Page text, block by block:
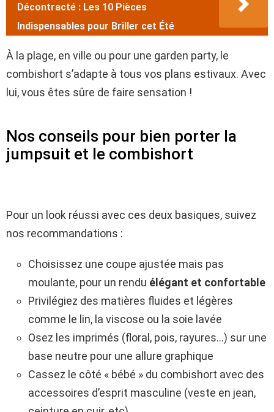
Décontracté : Les 10 Pièces
Indispensables pour Briller cet Été
À la plage, en ville ou pour une garden party, le
combishort s’adapte à tous vos plans estivaux. Avec
lui, vous êtes sûre de faire sensation !
Nos conseils pour bien porter la
jumpsuit et le combishort
Pour un look réussi avec ces deux basiques, suivez
nos recommandations :
Choisissez une coupe ajustée mais pas
moulante, pour un rendu élégant et confortable
Privilégiez des matières fluides et légères
comme le lin, la viscose ou la soie lavée
Osez les imprimés (floral, pois, rayures…) sur une
base neutre pour une allure graphique
Cassez le côté « bébé » du combishort avec des
accessoires d’esprit masculine (veste en jean,